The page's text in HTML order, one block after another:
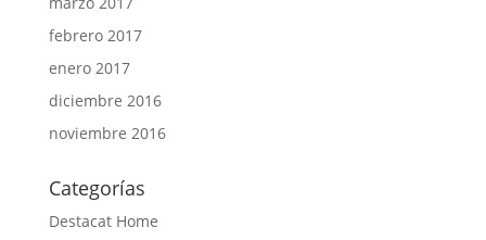
febrero 2017
enero 2017
diciembre 2016
noviembre 2016
Categorías
Destacat Home